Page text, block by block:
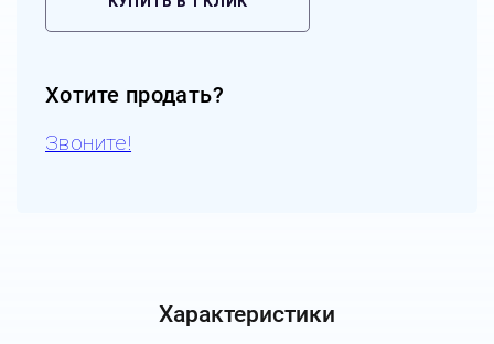
Хотите продать?
Звоните!
Характеристики